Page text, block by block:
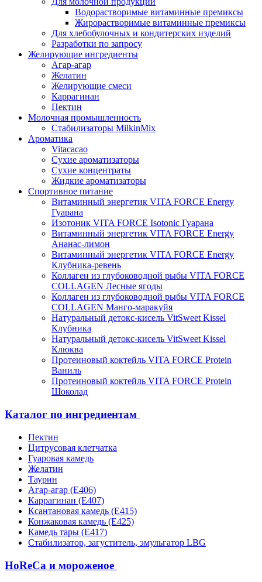
Водорастворимые витаминные премиксы
Жирорастворимые витаминные премиксы
Для хлебобулочных и кондитерских изделий
Разработки по запросу
Желирующие ингредиенты
Агар-агар
Желатин
Желирующие смеси
Каррагинан
Пектин
Молочная промышленность
Стабилизаторы MilkinMix
Ароматика
Vitacacao
Сухие ароматизаторы
Сухие концентраты
Жидкие ароматизаторы
Спортивное питание
Витаминный энергетик VITA FORCE Energy
Гуарана
Изотоник VITA FORCE Isotonic Гуарана
Витаминный энергетик VITA FORCE Energy
Ананас-лимон
Витаминный энергетик VITA FORCE Energy
Клубника-ревень
Коллаген из глубоководной рыбы VITA FORCE
COLLAGEN Лесные ягоды
Коллаген из глубоководной рыбы VITA FORCE
COLLAGEN Манго-маракуйя
Натуральный детокс-кисель VitSweet Kissel
Клубника
Натуральный детокс-кисель VitSweet Kissel
Клюква
Протеиновый коктейль VITA FORCE Protein
Ваниль
Протеиновый коктейль VITA FORCE Protein
Шоколад
Каталог по ингредиентам
Пектин
Цитрусовая клетчатка
Гуаровая камедь
Желатин
Таурин
Агар-агар (Е406)
Каррагинан (Е407)
Ксантановая камедь (Е415)
Конжаковая камедь (Е425)
Камедь тары (Е417)
Стабилизатор, загуститель, эмульгатор LBG
HoReCa и мороженое